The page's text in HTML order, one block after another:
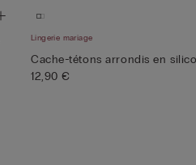
Lingerie mariage
Cache-tétons arrondis en
12,90 €